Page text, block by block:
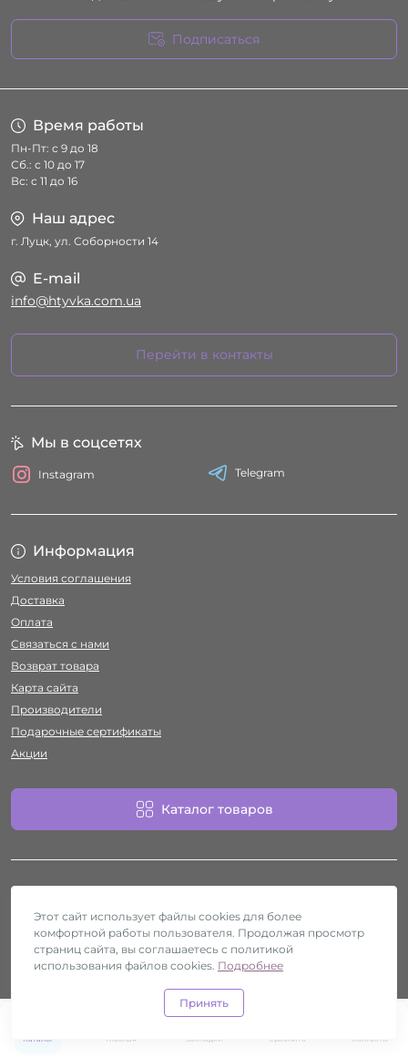
Каталог Главная Закладки
0
Сравнить Контакты
Подписаться
Время работы
Пн-Пт: с 9 до 18
Сб.: с 10 до 17
Вс: с 11 до 16
Наш адрес
г. Луцк, ул. Соборности 14
E-mail
info@htyvka.com.ua
Перейти в контакты
Информация
Условия соглашения
Доставка
Оплата
Связаться с нами
Возврат товара
Карта сайта
Производители
Подарочные сертификаты
Акции
Каталог товаров
Мы в соцсетях
Instagram Telegram
Работает наocStore
Секс-шоп Htyvka © 2026
Этот сайт использует файлы cookies для более
комфортной работы пользователя. Продолжая просмотр
страниц сайта, вы соглашаетесь с политикой
использования файлов cookies. Подробнее
Принять